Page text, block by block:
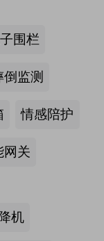
围栏
倒监测
情感陪护
网关
机
项关爱活动